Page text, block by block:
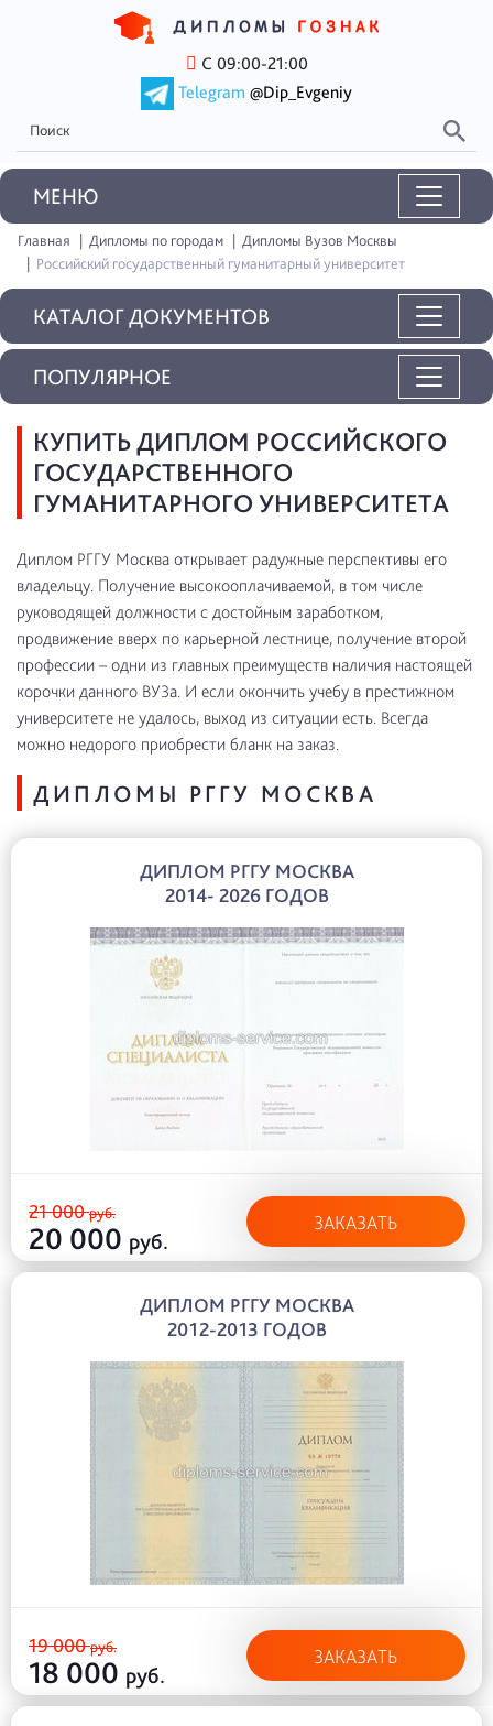
С 09:00-21:00
Telegram @Dip_Evgeniy
MEНЮ
Главная Дипломы по городам
Дипломы Вузов Москвы
Российский государственный гуманитарный университет
КАТАЛОГ ДОКУМЕНТОВ
КУПИТЬ ДИПЛОМ РОССИЙСКОГО
ГОСУДАРСТВЕННОГО
ГУМАНИТАРНОГО УНИВЕРСИТЕТА
Диплом РГГУ Москва открывает радужные перспективы его
владельцу. Получение высокооплачиваемой, в том числе
руководящей должности с достойным заработком,
продвижение вверх по карьерной лестнице, получение второй
профессии – одни из главных преимуществ наличия настоящей
корочки данного ВУЗа. И если окончить учебу в престижном
университете не удалось, выход из ситуации есть. Всегда
можно недорого приобрести бланк на заказ.
ДИПЛОМЫ РГГУ МОСКВА
ДИПЛОМ РГГУ МОСКВА
2014- 2026 ГОДОВ
21 000руб.
20 000 руб.
ЗАКАЗАТЬ
ДИПЛОМ РГГУ МОСКВА
2012-2013 ГОДОВ
19 000руб.
18 000 руб.
ЗАКАЗАТЬ
ПОПУЛЯРНОЕ